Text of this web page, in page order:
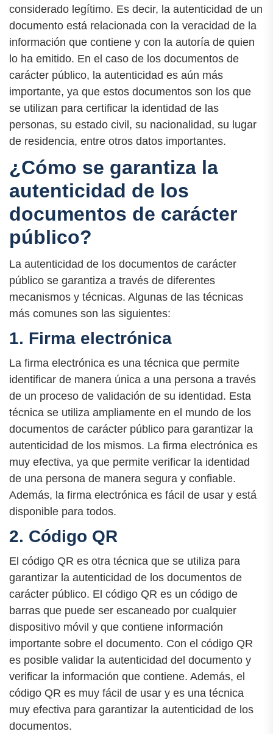
considerado legítimo. Es decir, la autenticidad de un
documento está relacionada con la veracidad de la
información que contiene y con la autoría de quien
lo ha emitido. En el caso de los documentos de
carácter público, la autenticidad es aún más
importante, ya que estos documentos son los que
se utilizan para certificar la identidad de las
personas, su estado civil, su nacionalidad, su lugar
de residencia, entre otros datos importantes.
¿Cómo se garantiza la
autenticidad de los
documentos de carácter
público?
La autenticidad de los documentos de carácter
público se garantiza a través de diferentes
mecanismos y técnicas. Algunas de las técnicas
más comunes son las siguientes:
1. Firma electrónica
La firma electrónica es una técnica que permite
identificar de manera única a una persona a través
de un proceso de validación de su identidad. Esta
técnica se utiliza ampliamente en el mundo de los
documentos de carácter público para garantizar la
autenticidad de los mismos. La firma electrónica es
muy efectiva, ya que permite verificar la identidad
de una persona de manera segura y confiable.
Además, la firma electrónica es fácil de usar y está
disponible para todos.
2. Código QR
El código QR es otra técnica que se utiliza para
garantizar la autenticidad de los documentos de
carácter público. El código QR es un código de
barras que puede ser escaneado por cualquier
dispositivo móvil y que contiene información
importante sobre el documento. Con el código QR
es posible validar la autenticidad del documento y
verificar la información que contiene. Además, el
código QR es muy fácil de usar y es una técnica
muy efectiva para garantizar la autenticidad de los
documentos.